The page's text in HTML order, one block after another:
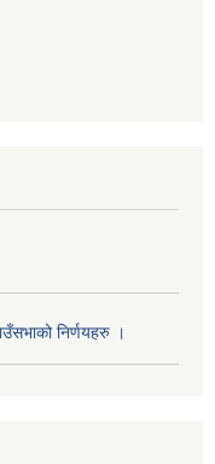
निर्णयहरु ।